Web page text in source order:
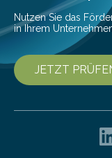
Nutzen Sie das
in Ihrem
JETZT